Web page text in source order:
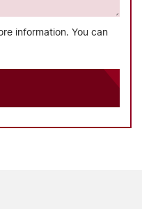
information. You can